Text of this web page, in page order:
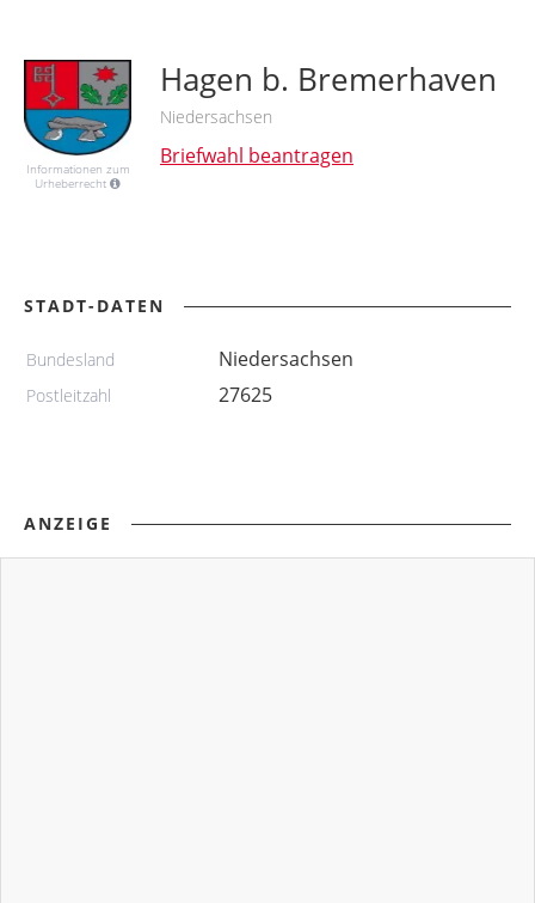
Informationen zum
Urheberrecht
Hagen b. Bremerhaven
Niedersachsen
Briefwahl beantragen
STADT-DATEN
Bundesland Niedersachsen
Postleitzahl 27625
ANZEIGE